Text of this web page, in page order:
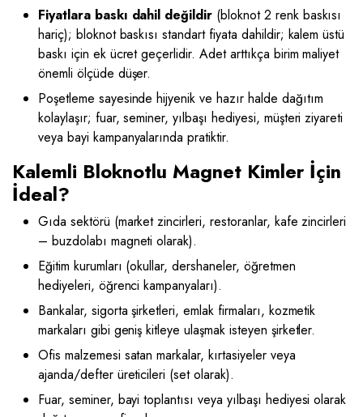
Fiyatlara baskı dahil değildir (bloknot 2 renk baskısı
hariç); bloknot baskısı standart fiyata dahildir; kalem üstü
baskı için ek ücret geçerlidir. Adet arttıkça birim maliyet
önemli ölçüde düşer.
Poşetleme sayesinde hijyenik ve hazır halde dağıtım
kolaylaşır; fuar, seminer, yılbaşı hediyesi, müşteri ziyareti
veya bayi kampanyalarında pratiktir.
Kalemli Bloknotlu Magnet Kimler İçin
İdeal?
Gıda sektörü (market zincirleri, restoranlar, kafe zincirleri
– buzdolabı magneti olarak).
Eğitim kurumları (okullar, dershaneler, öğretmen
hediyeleri, öğrenci kampanyaları).
Bankalar, sigorta şirketleri, emlak firmaları, kozmetik
markaları gibi geniş kitleye ulaşmak isteyen şirketler.
Ofis malzemesi satan markalar, kırtasiyeler veya
ajanda/defter üreticileri (set olarak).
Fuar, seminer, bayi toplantısı veya yılbaşı hediyesi olarak